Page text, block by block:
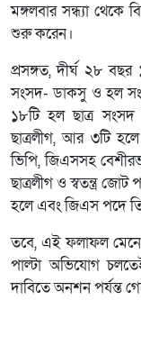
মঙ্গলবার সন্ধ্যা থেকে
শুরু করেন।
প্রসঙ্গত, দীর্ঘ ২৮ বছর
সংসদ- ডাকসু ও হল
১৮টি হল ছাত্র সংসদ
ছাত্রলীগ, আর ৩টি
ভিপি, জিএসসহ
ছাত্রলীগ ও স্বতন্ত্র
হলে এবং জিএস পদে
তবে, এই ফলাফল মেনে না
পাল্টা অভিযোগ
দাবিতে অনশন পর্যন্ত